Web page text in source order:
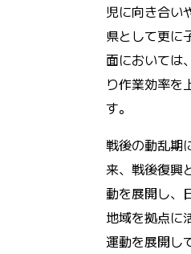
児に向き合い
県として更に
面においては
り作業効率を
す。
戦後の動乱期
来、戦後復興
動を展開し、
地域を拠点に
運動を展開し